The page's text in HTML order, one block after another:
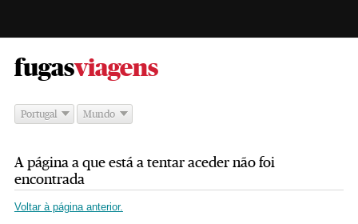
fugas -
viagens
Portugal Mundo
A página a que está a tentar aceder não foi
encontrada
Voltar à página anterior.